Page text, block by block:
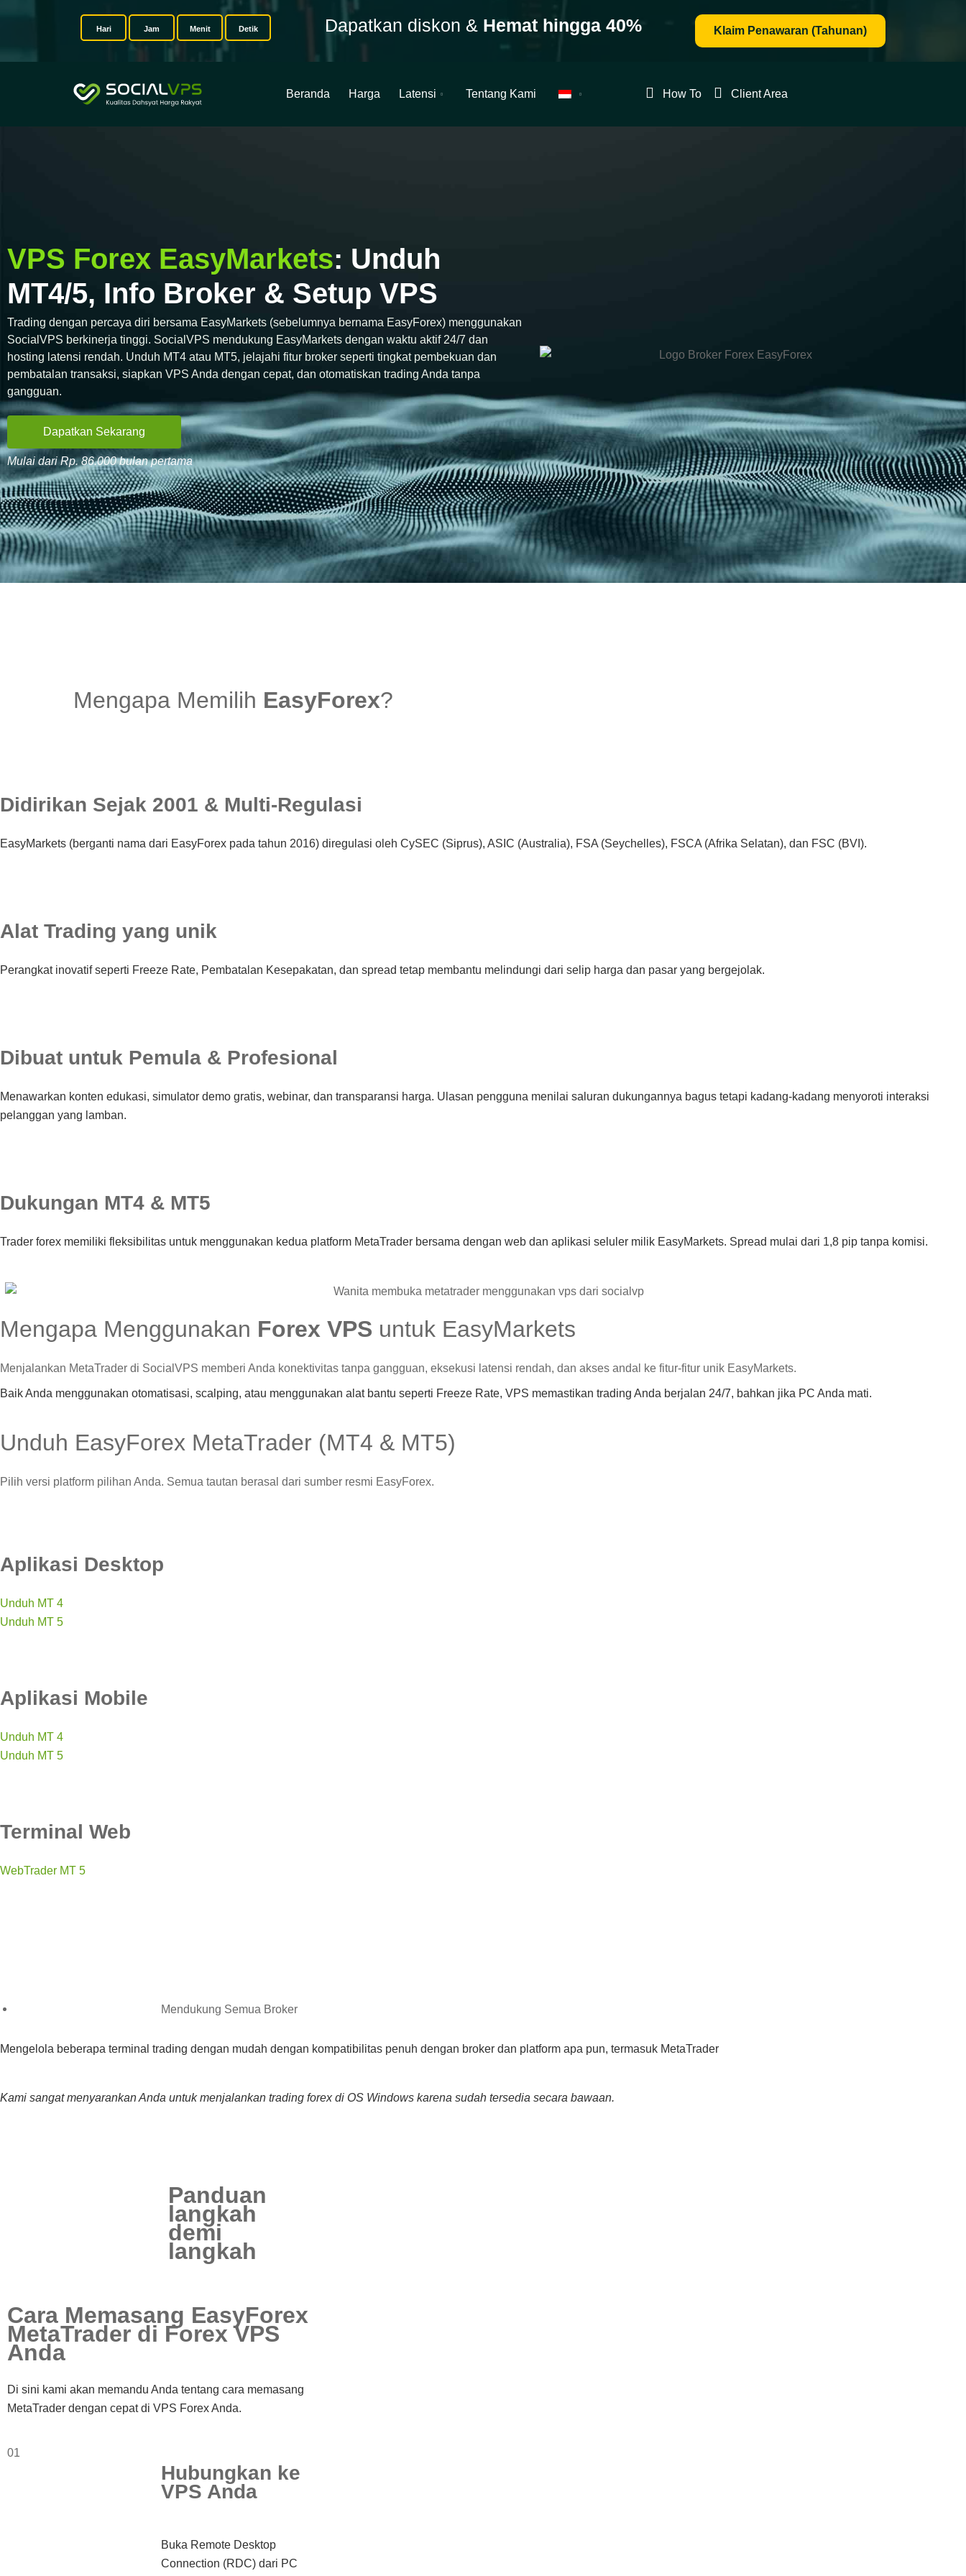
Hari Jam Menit Detik Dapatkan diskon & Hemat hingga 40% Klaim Penawaran (Tahunan)
Beranda Harga Latensi Tentang Kami How To Client Area
VPS Forex EasyMarkets: Unduh
MT4/5, Info Broker & Setup VPS
Trading dengan percaya diri bersama EasyMarkets (sebelumnya bernama EasyForex) menggunakan
SocialVPS berkinerja tinggi. SocialVPS mendukung EasyMarkets dengan waktu aktif 24/7 dan
hosting latensi rendah. Unduh MT4 atau MT5, jelajahi fitur broker seperti tingkat pembekuan dan
pembatalan transaksi, siapkan VPS Anda dengan cepat, dan otomatiskan trading Anda tanpa
gangguan.
Dapatkan Sekarang
Mulai dari Rp. 86.000 bulan pertama
Mengapa Memilih EasyForex?
Didirikan Sejak 2001 & Multi-Regulasi
EasyMarkets (berganti nama dari EasyForex pada tahun 2016) diregulasi oleh CySEC (Siprus), ASIC (Australia), FSA (Seychelles), FSCA (Afrika Selatan), dan FSC (BVI).
Alat Trading yang unik
Perangkat inovatif seperti Freeze Rate, Pembatalan Kesepakatan, dan spread tetap membantu melindungi dari selip harga dan pasar yang bergejolak.
Dibuat untuk Pemula & Profesional
Menawarkan konten edukasi, simulator demo gratis, webinar, dan transparansi harga. Ulasan pengguna menilai saluran dukungannya bagus tetapi kadang-kadang menyoroti interaksi
pelanggan yang lamban.
Dukungan MT4 & MT5
Trader forex memiliki fleksibilitas untuk menggunakan kedua platform MetaTrader bersama dengan web dan aplikasi seluler milik EasyMarkets. Spread mulai dari 1,8 pip tanpa komisi.
Mengapa Menggunakan Forex VPS untuk EasyMarkets
Menjalankan MetaTrader di SocialVPS memberi Anda konektivitas tanpa gangguan, eksekusi latensi rendah, dan akses andal ke fitur-fitur unik EasyMarkets.
Baik Anda menggunakan otomatisasi, scalping, atau menggunakan alat bantu seperti Freeze Rate, VPS memastikan trading Anda berjalan 24/7, bahkan jika PC Anda mati.
Unduh EasyForex MetaTrader (MT4 & MT5)
Pilih versi platform pilihan Anda. Semua tautan berasal dari sumber resmi EasyForex.
Aplikasi Desktop
Unduh MT 4
Unduh MT 5
Aplikasi Mobile
Unduh MT 4
Unduh MT 5
Terminal Web
WebTrader MT 5
Mendukung Semua Broker
Mengelola beberapa terminal trading dengan mudah dengan kompatibilitas penuh dengan broker dan platform apa pun, termasuk MetaTrader
Kami sangat menyarankan Anda untuk menjalankan trading forex di OS Windows karena sudah tersedia secara bawaan.
Panduan
langkah
demi
langkah
Cara Memasang EasyForex
MetaTrader di Forex VPS
Anda
Di sini kami akan memandu Anda tentang cara memasang
MetaTrader dengan cepat di VPS Forex Anda.
01
Hubungkan ke
VPS Anda
Buka Remote Desktop
Connection (RDC) dari PC